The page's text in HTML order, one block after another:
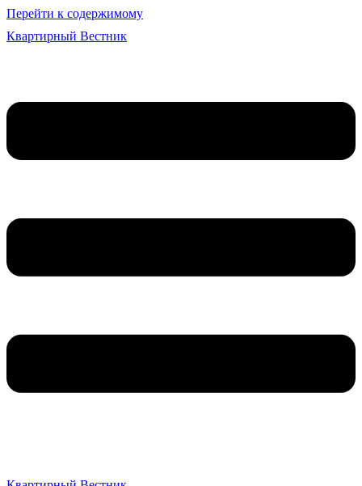
Перейти к содержимому
Квартирный Вестник